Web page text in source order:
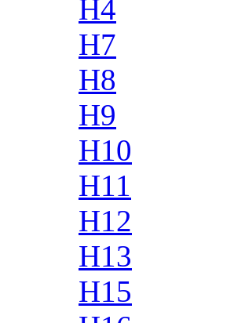
H4
H7
H8
H9
H10
H11
H12
H13
H15